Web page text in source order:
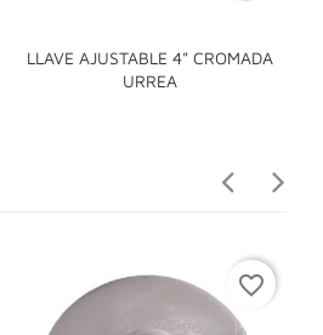
LLAVE AJUSTABLE 4" CROMADA
URREA

favorite_border